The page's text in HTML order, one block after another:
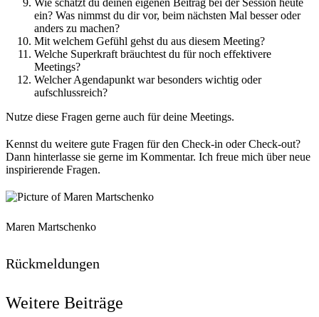
Wie schätzt du deinen eigenen Beitrag bei der Session heute
ein? Was nimmst du dir vor, beim nächsten Mal besser oder
anders zu machen?
Mit welchem Gefühl gehst du aus diesem Meeting?
Welche Superkraft bräuchtest du für noch effektivere
Meetings?
Welcher Agendapunkt war besonders wichtig oder
aufschlussreich?
Nutze diese Fragen gerne auch für deine Meetings.
Kennst du weitere gute Fragen für den Check-in oder Check-out?
Dann hinterlasse sie gerne im Kommentar. Ich freue mich über neue
inspirierende Fragen.
Maren Martschenko
Rückmeldungen
Weitere Beiträge